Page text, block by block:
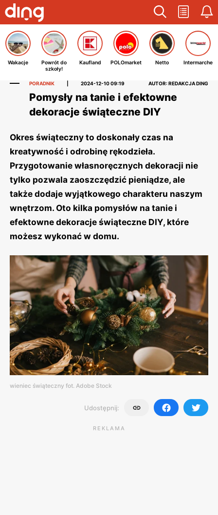
Wakacje
Powrót do
szkoły!
Kaufland POLOmarket Netto Intermarche
PORADNIK 2024-12-10 09:19 AUTOR: REDAKCJA DING
Pomysły na tanie i efektowne
dekoracje świąteczne DIY
Okres świąteczny to doskonały czas na
kreatywność i odrobinę rękodzieła.
Przygotowanie własnoręcznych dekoracji nie
tylko pozwala zaoszczędzić pieniądze, ale
także dodaje wyjątkowego charakteru naszym
wnętrzom. Oto kilka pomysłów na tanie i
efektowne dekoracje świąteczne DIY, które
możesz wykonać w domu.
wieniec świąteczny fot. Adobe Stock
Udostępnij:
REKLAMA